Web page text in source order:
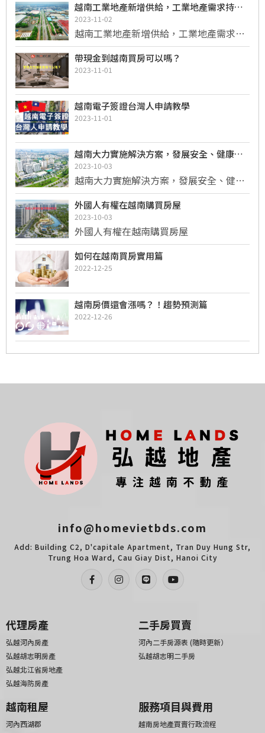
越南工業地產新增供給，工業地產需求持續
增加
2023-11-02
越南工業地產新增供給，工業地產需求持
續增加
帶現金到越南買房可以嗎？
2023-11-01
越南電子簽證台灣人申請教學
2023-11-01
越南大力實施解決方案，發展安全、健康、
永續的房地產市場
2023-10-03
越南大力實施解決方案，發展安全、健
康、永續的房地產市場
外國人有權在越南購買房屋
2023-10-03
外國人有權在越南購買房屋
如何在越南買房實用篇
2022-12-25
越南房價還會漲嗎？！趨勢預測篇
2022-12-26
info@homevietbds.com
Add: Building C2, D'capitale Apartment, Tran Duy Hung Str,
Trung Hoa Ward, Cau Giay Dist, Hanoi City
代理房產
弘越河內房產
弘越胡志明房產
弘越北江省房地產
弘越海防房產
二手房買賣
河內二手房源表 (隨時更新）
弘越胡志明二手房
越南租屋
河內西湖郡
服務項目與費用
越南房地產買賣行政流程